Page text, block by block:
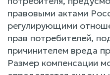
правовыми актами
регулирующими
прав потребителей,
причинителем вреда
Размер компенсации